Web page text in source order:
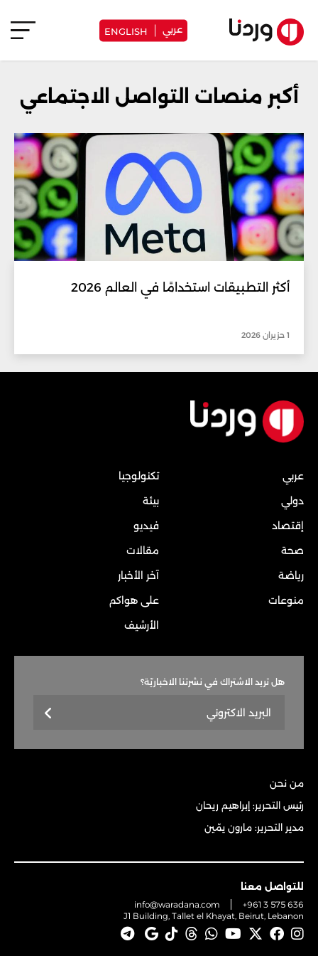
عربي ENGLISH
أكبر منصات التواصل الاجتماعي
أكثر التطبيقات استخدامًا في العالم 2026
1 حزيران 2026
عربي
دولي
إقتصاد
صحة
رياضة
منوعات
تكنولوجيا
بيئة
فيديو
مقالات
آخر الأخبار
على هواكم
الأرشيف
هل تريد الاشتراك في نشرتنا الاخباريّة؟
من نحن
رئيس التحرير: إبراهيم ريحان
مدير التحرير: مارون يمّين
للتواصل معنا
info@waradana.com
+961 3 575 636
J1 Building, Tallet el Khayat, Beirut, Lebanon